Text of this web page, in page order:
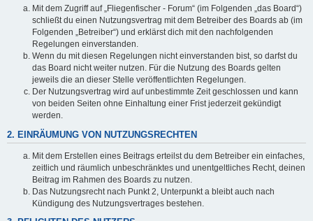
Mit dem Zugriff auf „Fliegenfischer - Forum“ (im Folgenden „das Board“)
schließt du einen Nutzungsvertrag mit dem Betreiber des Boards ab (im
Folgenden „Betreiber“) und erklärst dich mit den nachfolgenden
Regelungen einverstanden.
Wenn du mit diesen Regelungen nicht einverstanden bist, so darfst du
das Board nicht weiter nutzen. Für die Nutzung des Boards gelten
jeweils die an dieser Stelle veröffentlichten Regelungen.
Der Nutzungsvertrag wird auf unbestimmte Zeit geschlossen und kann
von beiden Seiten ohne Einhaltung einer Frist jederzeit gekündigt
werden.
2. EINRÄUMUNG VON NUTZUNGSRECHTEN
Mit dem Erstellen eines Beitrags erteilst du dem Betreiber ein einfaches,
zeitlich und räumlich unbeschränktes und unentgeltliches Recht, deinen
Beitrag im Rahmen des Boards zu nutzen.
Das Nutzungsrecht nach Punkt 2, Unterpunkt a bleibt auch nach
Kündigung des Nutzungsvertrages bestehen.